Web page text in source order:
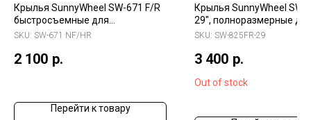
Крылья SunnyWheel SW-671 F/R
быстросъемные для
велосипедов 24"-26", черно-
SKU: SW-671 NF/HR
2 100 р.
Перейти к товару
Крылья SunnyWheel SW-
29", полноразмерные
велосипедов 29+",
SKU: SW-825FR-29
3 400 р.
Out of stock